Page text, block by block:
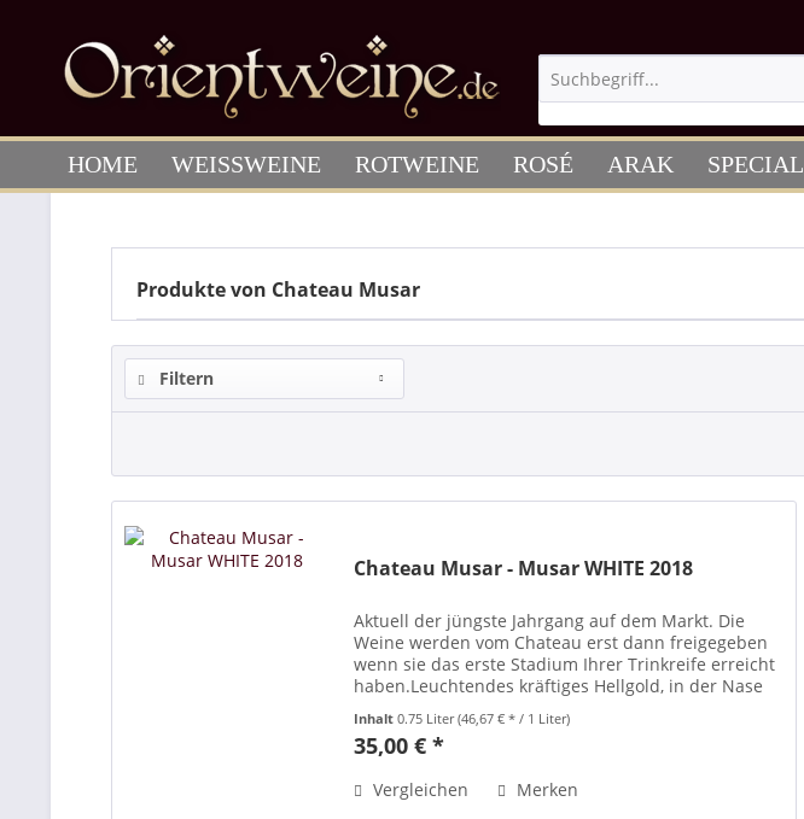
HOME WEISSWEINE ROTWEINE ROSÉ ARAK SPECIAL
Produkte von Chateau Musar
Filtern
Chateau Musar - Musar WHITE 2018
Aktuell der jüngste Jahrgang auf dem Markt. Die
Weine werden vom Chateau erst dann freigegeben
wenn sie das erste Stadium Ihrer Trinkreife erreicht
haben.Leuchtendes kräftiges Hellgold, in der Nase
Inhalt0.75 Liter(46,67 € * / 1 Liter)
35,00 € *
Vergleichen Merken